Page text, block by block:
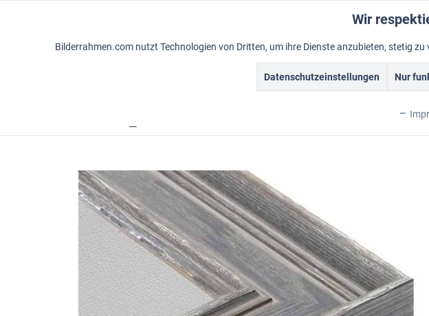
Vintagerahmen Barockrahmen
Service
Wir
Bilderrahmen.com nutzt Technologien von Dritten, um ihre Dienste anzubieten, stetig
Datenschutzeinstellungen Nur